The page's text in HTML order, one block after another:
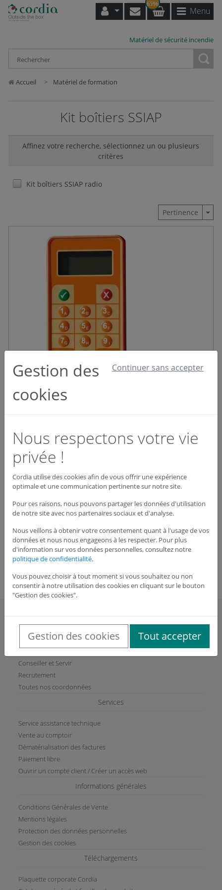
6596
Menu
Matériel de sécurité incendie
Accueil Matériel de formation
Kit boîtiers SSIAP
Affinez votre recherche, sélectionnez un ou plusieurs
critères
Kit boîtiers SSIAP radio
Pertinence
3 627,66 € HT
Dispo : Nous
consulter
Voir le produit
Qté Désignation Prix HT
Commander
CORDIA
Qui sommes-nous?
Conseiller et Servir
Recrutement
Toutes nos coordonnées
Services
Service assistance technique
Vente au comptoir
Dématérialisation des factures
Paiement libre
Ouvrir un compte client / Créer un accès web
Informations générales
Conditions Générales de Vente
Mentions légales
Protection des données personnelles
Gestion des cookies
Téléchargements
Plaquette corporate Cordia
Gestion des
cookies
Continuer sans accepter
Nous respectons votre vie
privée !
Cordia utilise des cookies afin de vous offrir une expérience
optimale et une communication pertinente sur notre site.
Pour ces raisons, nous pouvons partager les données d'utilisation
de notre site avec nos partenaires sociaux et d'analyse.
Nous veillons à obtenir votre consentement quant à l'usage de vos
données et nous nous engageons à les respecter. Pour plus
d'information sur vos données personnelles, consultez notre
politique de confidentialité.
Vous pouvez choisir à tout moment si vous souhaitez ou non
consentir à notre utilisation des cookies en cliquant sur le bouton
"Gestion des cookies".
Gestion des cookies Tout accepter